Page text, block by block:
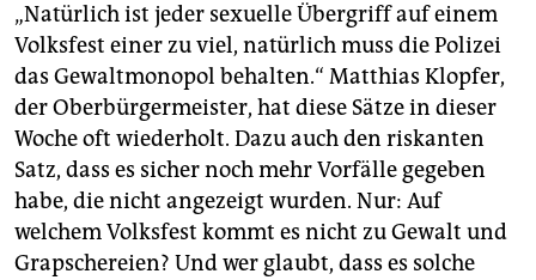
„Natürlich ist jeder sexuelle Übergriff auf einem
Volksfest einer zu viel, natürlich muss die Polizei
das Gewaltmonopol behalten.“ Matthias Klopfer,
der Oberbürgermeister, hat diese Sätze in dieser
Woche oft wiederholt. Dazu auch den riskanten
Satz, dass es sicher noch mehr Vorfälle gegeben
habe, die nicht angezeigt wurden. Nur: Auf
welchem Volksfest kommt es nicht zu Gewalt und
Grapschereien? Und wer glaubt, dass es solche